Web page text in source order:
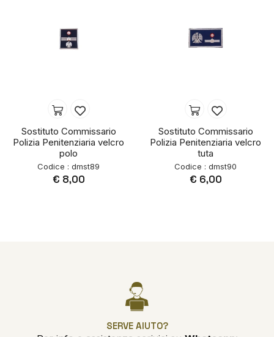
Sostituto Commissario
Polizia Penitenziaria velcro
polo
Codice : dmst89
€ 8,00
Sostituto Commissario
Polizia Penitenziaria velcro
tuta
Codice : dmst90
€ 6,00
SERVE AIUTO?